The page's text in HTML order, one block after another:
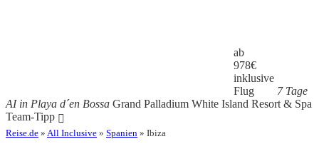
ab
978€
inklusive
Flug
7 Tage
AI in Playa d´en Bossa Grand Palladium White Island Resort & Spa
Team-Tipp
Reise.de » All Inclusive » Spanien » Ibiza